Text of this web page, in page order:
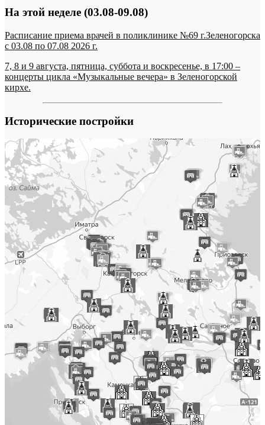
На этой неделе (03.08-09.08)
Расписание приема врачей в поликлинике №69 г.Зеленогорска
c 03.08 по 07.08 2026 г.
7, 8 и 9 августа, пятница, суббота и воскресенье, в 17:00 –
концерты цикла «Музыкальные вечера» в Зеленогорской
кирхе.
Исторические постройки